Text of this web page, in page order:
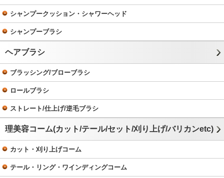
シャンプークッション・シャワーヘッド
シャンプーブラシ
ヘアブラシ
ブラッシング/ブローブラシ
ロールブラシ
ストレート/仕上げ/逆毛ブラシ
理美容コーム(カット/テール/セット/刈り上げ/バリカンetc)
カット・刈り上げコーム
テール・リング・ワインディングコーム